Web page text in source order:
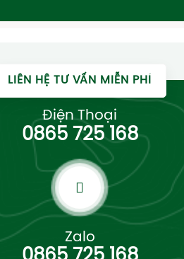
LIÊN HỆ TƯ VẤN MIỄN PHÍ
Điện Thoại
0865 725 168
Zalo